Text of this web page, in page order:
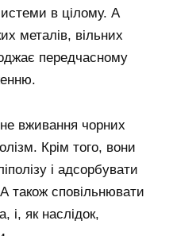
в цілому. А
металів, вільних
передчасному
вживання чорних
Крім того, вони
і адсорбувати
А також сповільнювати
і, як наслідок,